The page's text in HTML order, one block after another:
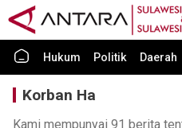
Hukum Politik Daerah
Korban Ha
Kami mempunyai 91 berita